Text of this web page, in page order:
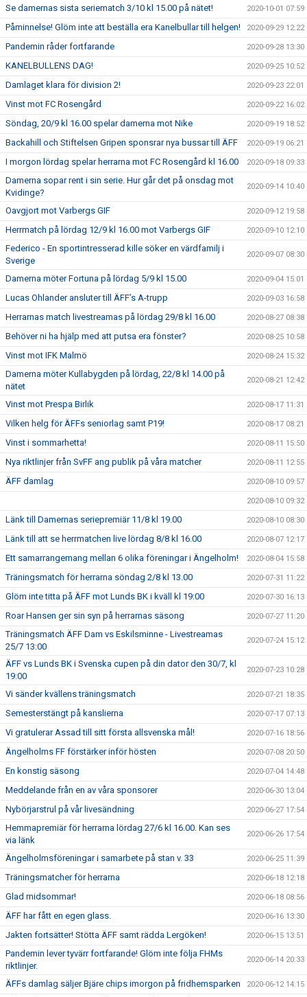
Se damernas sista seriematch 3/10 kl 15.00 på nätet! 2020-10-01 07:59
Påminnelse! Glöm inte att beställa era Kanelbullar till helgen! 2020-09-29 12:22
Pandemin råder fortfarande 2020-09-28 13:30
KANELBULLENS DAG! 2020-09-25 10:52
Damlaget klara för division 2! 2020-09-23 22:01
Vinst mot FC Rosengård 2020-09-22 16:02
Söndag, 20/9 kl 16.00 spelar damerna mot Nike 2020-09-19 18:52
Backahill och Stiftelsen Gripen sponsrar nya bussar till ÄFF 2020-09-19 06:21
I morgon lördag spelar herrarna mot FC Rosengård kl 16.00 2020-09-18 09:33
Damerna sopar rent i sin serie. Hur går det på onsdag mot
Kvidinge?
2020-09-14 10:40
Oavgjort mot Varbergs GIF 2020-09-12 19:58
Herrmatch på lördag 12/9 kl 16.00 mot Varbergs GIF 2020-09-10 12:10
Federico - En sportintresserad kille söker en värdfamilj i
Sverige
2020-09-07 08:30
Damerna möter Fortuna på lördag 5/9 kl 15.00 2020-09-04 15:01
Lucas Ohlander ansluter till ÄFF’s A-trupp 2020-09-03 16:58
Herrarnas match livestreamas på lördag 29/8 kl 16.00 2020-08-27 08:38
Behöver ni ha hjälp med att putsa era fönster? 2020-08-25 10:58
Vinst mot IFK Malmö 2020-08-24 15:32
Damerna möter Kullabygden på lördag, 22/8 kl 14.00 på
nätet
2020-08-21 12:42
Vinst mot Prespa Birlik 2020-08-17 11:31
Vilken helg för ÄFFs seniorlag samt P19! 2020-08-17 08:21
Vinst i sommarhetta! 2020-08-11 15:50
Nya riktlinjer från SvFF ang publik på våra matcher 2020-08-11 12:55
ÄFF damlag 2020-08-10 09:57
2020-08-10 09:32
Länk till Damernas seriepremiär 11/8 kl 19.00 2020-08-10 08:30
Länk till att se herrmatchen live lördag 8/8 kl 16.00 2020-08-07 12:17
Ett samarrangemang mellan 6 olika föreningar i Ängelholm! 2020-08-04 15:58
Träningsmatch för herrarna söndag 2/8 kl 13.00 2020-07-31 11:22
Glöm inte titta på ÄFF mot Lunds BK i kväll kl 19:00 2020-07-30 16:13
Roar Hansen ger sin syn på herrarnas säsong 2020-07-27 11:20
Träningsmatch ÄFF Dam vs Eskilsminne - Livestreamas
25/7 13:00
2020-07-24 15:12
ÄFF vs Lunds BK i Svenska cupen på din dator den 30/7, kl
19:00
2020-07-23 10:28
Vi sänder kvällens träningsmatch 2020-07-21 18:35
Semesterstängt på kanslierna 2020-07-17 07:13
Vi gratulerar Assad till sitt första allsvenska mål! 2020-07-16 18:56
Ängelholms FF förstärker inför hösten 2020-07-08 20:50
En konstig säsong 2020-07-04 14:48
Meddelande från en av våra sponsorer 2020-06-30 13:04
Nybörjarstrul på vår livesändning 2020-06-27 17:54
Hemmapremiär för herrarna lördag 27/6 kl 16.00. Kan ses
via länk
2020-06-26 17:54
Ängelholmsföreningar i samarbete på stan v. 33 2020-06-25 11:39
Träningsmatcher för herrarna 2020-06-18 12:18
Glad midsommar! 2020-06-18 08:56
ÄFF har fått en egen glass. 2020-06-16 13:30
Jakten fortsätter! Stötta ÄFF samt rädda Lergöken! 2020-06-15 13:51
Pandemin lever tyvärr fortfarande! Glöm inte följa FHMs
riktlinjer.
2020-06-14 20:33
ÄFFs damlag säljer Bjäre chips imorgon på fridhemsparken 2020-06-12 14:15